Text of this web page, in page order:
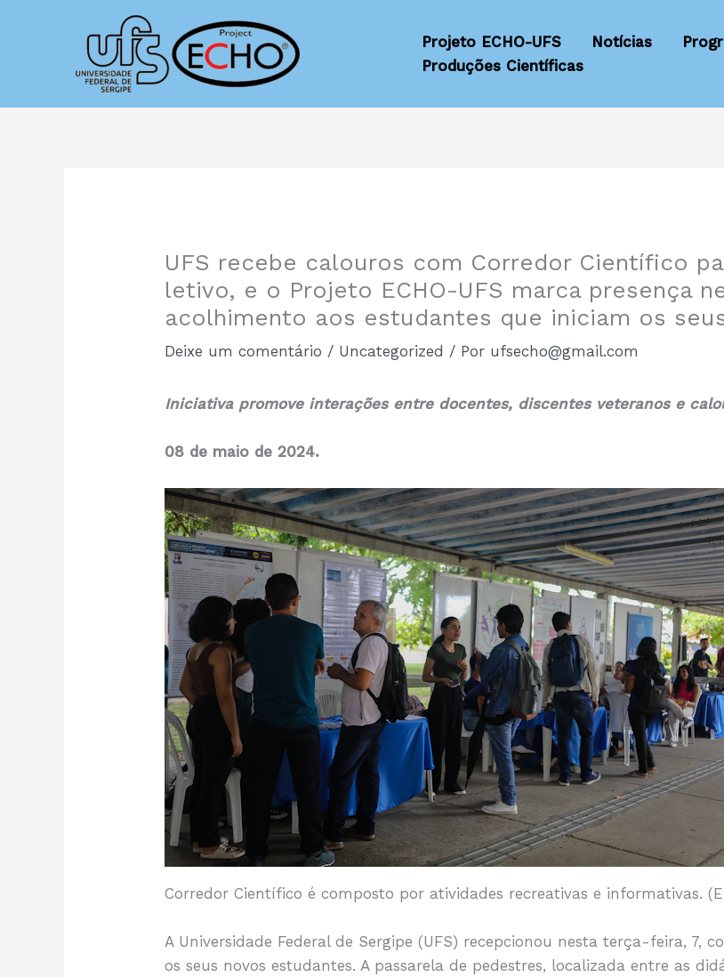
Projeto ECHO-UFS Notícias
Produções Científicas
UFS recebe calouros com Corredor Científico
letivo, e o Projeto ECHO-UFS marca presença
acolhimento aos estudantes que iniciam os
Deixe um comentário / Uncategorized / Por ufsecho@gmail.com
Iniciativa promove interações entre docentes, discentes veteranos e
08 de maio de 2024.
Corredor Científico é composto por atividades recreativas e informativas.
A Universidade Federal de Sergipe (UFS) recepcionou nesta terça-feira, 7,
os seus novos estudantes. A passarela de pedestres, localizada entre as